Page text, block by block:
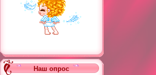
Наш опрос